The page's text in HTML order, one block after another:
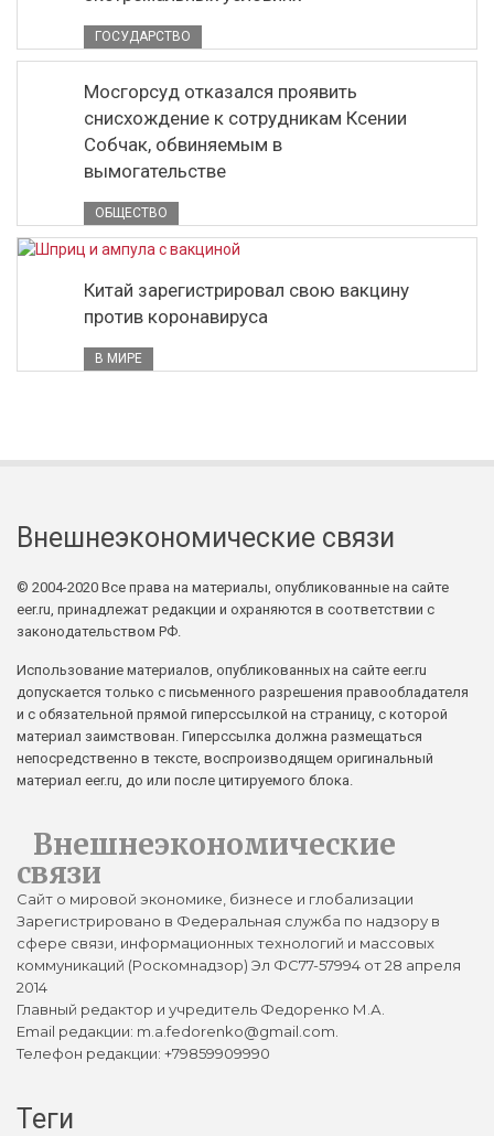
ГОСУДАРСТВО
Мосгорсуд отказался проявить
снисхождение к сотрудникам Ксении
Собчак, обвиняемым в
вымогательстве
ОБЩЕСТВО
Китай зарегистрировал свою вакцину
против коронавируса
В МИРЕ
Внешнеэкономические связи
© 2004-2020 Все права на материалы, опубликованные на сайте
eer.ru, принадлежат редакции и охраняются в соответствии с
законодательством РФ.
Использование материалов, опубликованных на сайте eer.ru
допускается только с письменного разрешения правообладателя
и с обязательной прямой гиперссылкой на страницу, с которой
материал заимствован. Гиперссылка должна размещаться
непосредственно в тексте, воспроизводящем оригинальный
материал eer.ru, до или после цитируемого блока.
Внешнеэкономические
связи
Сайт о мировой экономике, бизнесе и глобализации
Зарегистрировано в Федеральная служба по надзору в
сфере связи, информационных технологий и массовых
коммуникаций (Роскомнадзор) Эл ФС77-57994 от 28 апреля
2014
Главный редактор и учредитель Федоренко М.А.
Email редакции: m.a.fedorenko@gmail.com.
Телефон редакции: +79859909990
Теги